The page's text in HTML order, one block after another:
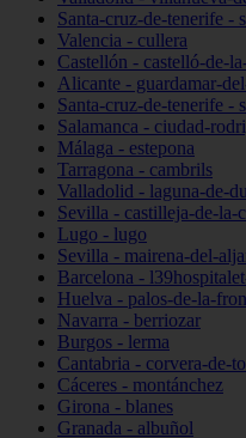
Santa-cruz-de-tenerife -
Valencia - cullera
Castellón - castelló-de-
Alicante - guardamar-
Santa-cruz-de-tenerife -
Salamanca - ciudad-
Málaga - estepona
Tarragona - cambrils
Valladolid - laguna-de-
Sevilla - castilleja-de-la-
Lugo - lugo
Sevilla - mairena-del-
Barcelona -
Huelva - palos-de-la-
Navarra - berriozar
Burgos - lerma
Cantabria - corvera-de-
Cáceres - montánchez
Girona - blanes
Granada - albuñol